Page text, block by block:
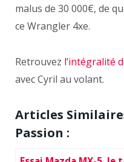
malus de 30 000€, de
ce Wrangler 4xe.
Retrouvez l’intégralité
avec Cyril au volant.
Articles
Passion :